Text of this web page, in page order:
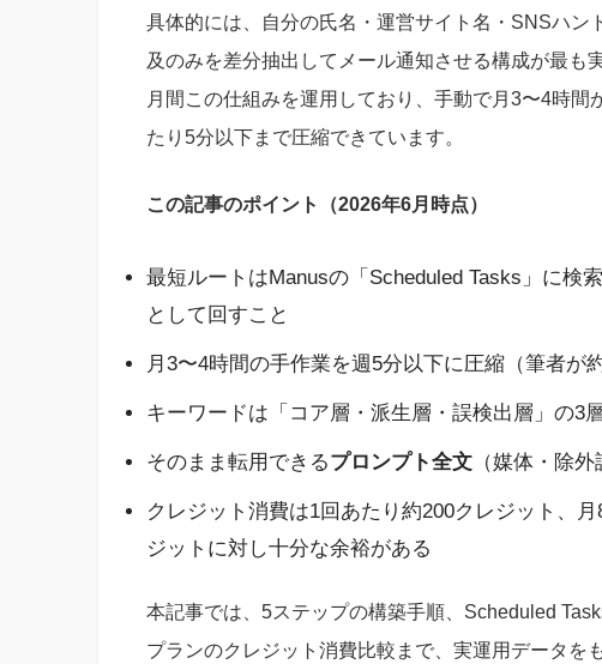
具体的には、自分の氏名・運営サイト名・SNSハ
及のみを差分抽出してメール通知させる構成が最も
月間この仕組みを運用しており、手動で月3〜4時
たり5分以下まで圧縮できています。
この記事のポイント（2026年6月時点）
最短ルートはManusの「Scheduled Tasks」に検
として回すこと
月3〜4時間の手作業を週5分以下に圧縮（筆者が
キーワードは「コア層・派生層・誤検出層」の3
そのまま転用できるプロンプト全文 （媒体・除
クレジット消費は1回あたり約200クレジット、
ジットに対し十分な余裕がある
本記事では、5ステップの構築手順、Scheduled
プランのクレジット消費比較まで、実運用データを